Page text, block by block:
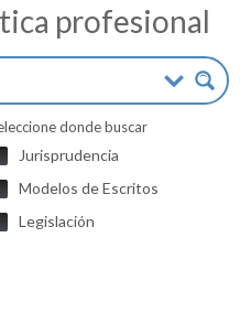
profesional
donde buscar
Jurisprudencia
Modelos de Escritos
Legislación